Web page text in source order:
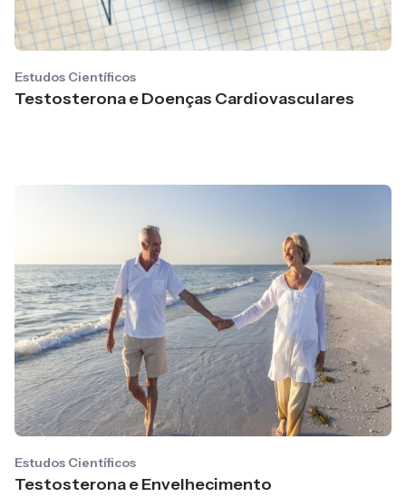
Estudos Científicos
Testosterona e Doenças Cardiovasculares
Estudos Científicos
Testosterona e Envelhecimento